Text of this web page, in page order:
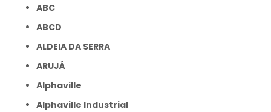
ABC
ABCD
ALDEIA DA SERRA
ARUJÁ
Alphaville
Alphaville Industrial